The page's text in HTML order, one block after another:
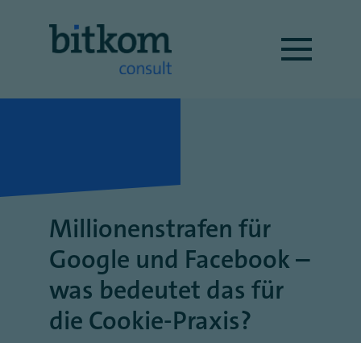
Millionenstrafen für
Google und Facebook –
was bedeutet das für
die Cookie-Praxis?